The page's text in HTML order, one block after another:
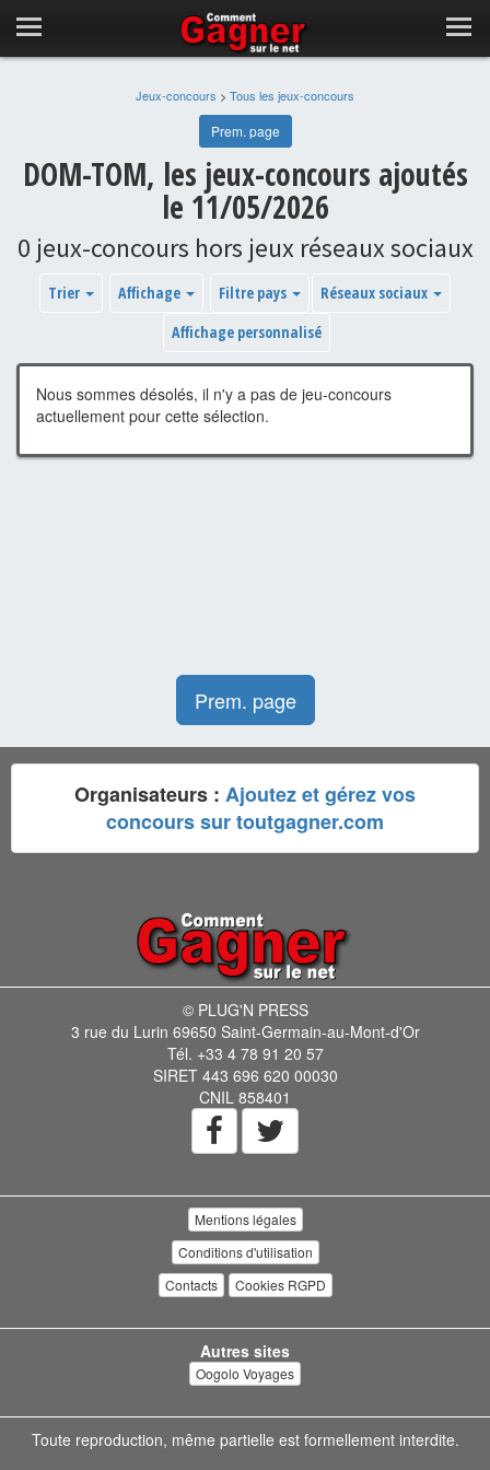
Jeux-concours > Tous les jeux-concours
Prem. page
DOM-TOM, les jeux-concours ajoutés
le 11/05/2026
0 jeux-concours hors jeux réseaux sociaux
Trier Affichage Filtre pays
Réseaux sociaux
Affichage personnalisé
Nous sommes désolés, il n'y a pas de jeu-concours
actuellement pour cette sélection.
Prem. page
Organisateurs : Ajoutez et gérez vos
concours sur toutgagner.com
© PLUG'N PRESS
3 rue du Lurin 69650 Saint-Germain-au-Mont-d'Or
Tél. +33 4 78 91 20 57
SIRET 443 696 620 00030
CNIL 858401
Mentions légales
Conditions d'utilisation
Contacts
Cookies RGPD
Autres sites
Oogolo Voyages
Toute reproduction, même partielle est formellement interdite.